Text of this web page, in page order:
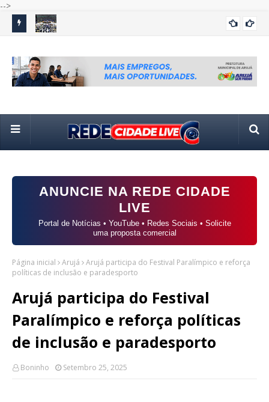
-->
ao início da campanha eleitoral
POLÍTICA
ANUNCIE NA REDE CIDADE
LIVE
Portal de Notícias • YouTube • Redes Sociais • Solicite
uma proposta comercial
Página inicial Arujá
Arujá participa do Festival Paralímpico e reforça
políticas de inclusão e paradesporto
Arujá participa do Festival
Paralímpico e reforça políticas
de inclusão e paradesporto
Boninho Setembro 25, 2025